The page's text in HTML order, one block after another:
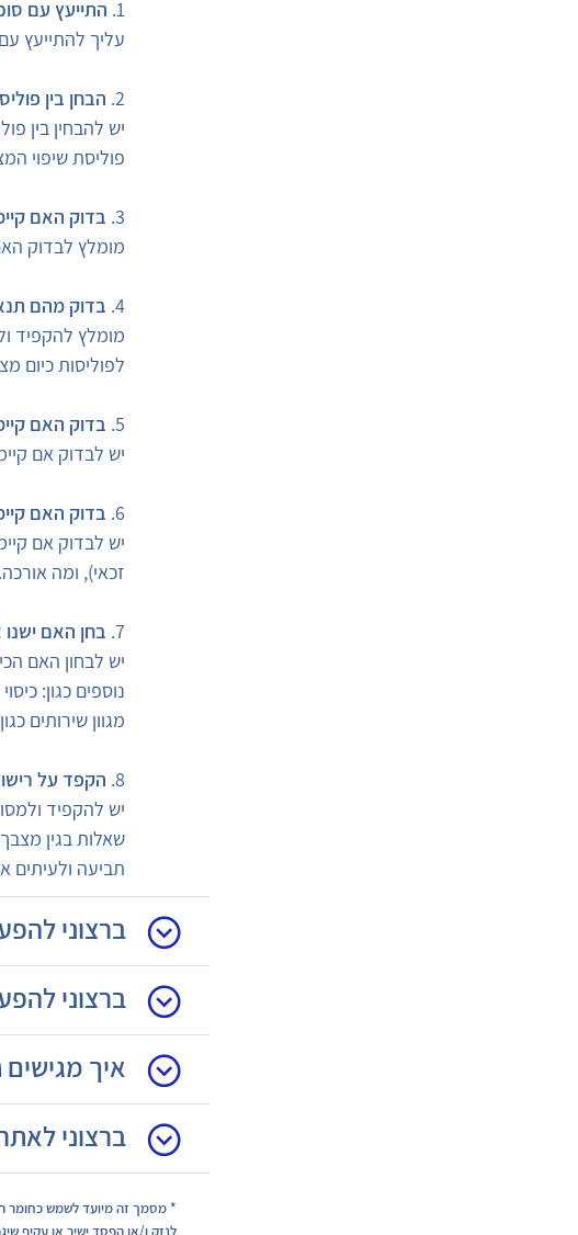
1. התייעץ עם
עליך להתייעץ
2. הבחן בין
יש להבחין בין
פוליסת שיפוי
3. בדוק האם
מומלץ לבדוק
4. בדוק מהם
מומלץ להקפיד
לפוליסות כיום
5. בדוק האם
יש לבדוק אם
6. בדוק האם
יש לבדוק אם
זכאי), ומה אורכה.
7. בחן האם ישנו
יש לבחון האם
נוספים כגון:
מגוון שירותים
8. הקפד על
יש להקפיד
שאלות בגין
תביעה ולעיתים
ברצוני
ברצוני
איך
ברצוני
* מסמך זה מיועד לשמש כחומר
לנזק ו/או הפסד ישיר או עקיף